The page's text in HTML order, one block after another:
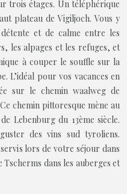
trois étages. Un téléphérique
plateau de Vigiljoch. Vous y
et de calme entre les
les alpages et les refuges, et
à couper le souffle sur la
L’idéal pour vos vacances en
sur le chemin waalweg de
chemin pittoresque mène au
Lebenburg du 13ème siècle.
des vins sud tyroliens.
lors de votre séjour dans
Tscherms dans les auberges et